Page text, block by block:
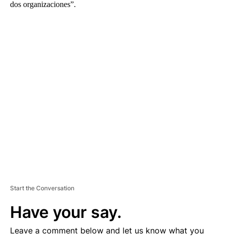
dos organizaciones”.
Start the Conversation
Have your say.
Leave a comment below and let us know what you